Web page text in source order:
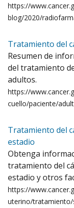
https://
blog/2020/
Tratamiento del
Resumen de
del tratamiento
adultos.
https://
cuello/paciente/
Tratamiento del
estadio
Obtenga
tratamiento del
estadio y otros
https://
uterino/tratamiento/